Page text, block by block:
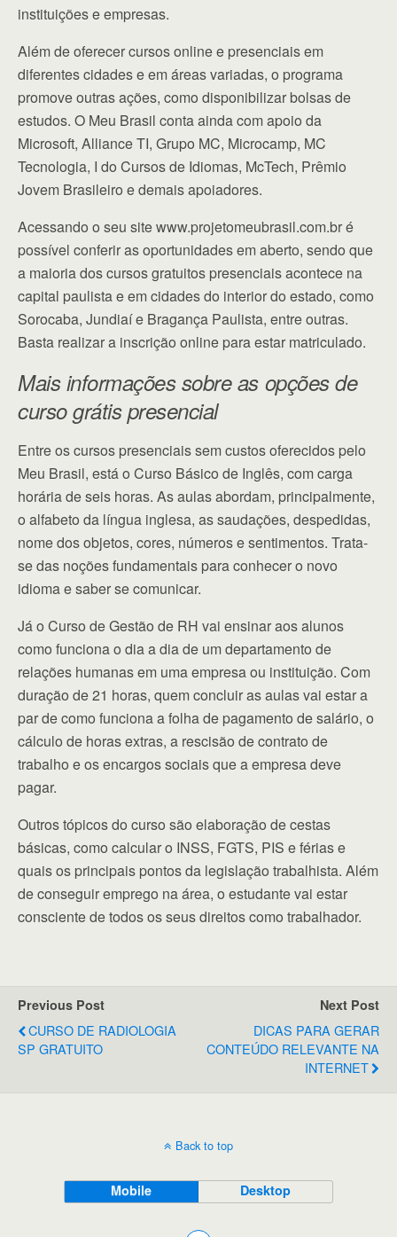
instituições e empresas.
Além de oferecer cursos online e presenciais em
diferentes cidades e em áreas variadas, o programa
promove outras ações, como disponibilizar bolsas de
estudos. O Meu Brasil conta ainda com apoio da
Microsoft, Alliance TI, Grupo MC, Microcamp, MC
Tecnologia, I do Cursos de Idiomas, McTech, Prêmio
Jovem Brasileiro e demais apoiadores.
Acessando o seu site www.projetomeubrasil.com.br é
possível conferir as oportunidades em aberto, sendo que
a maioria dos cursos gratuitos presenciais acontece na
capital paulista e em cidades do interior do estado, como
Sorocaba, Jundiaí e Bragança Paulista, entre outras.
Basta realizar a inscrição online para estar matriculado.
Mais informações sobre as opções de
curso grátis presencial
Entre os cursos presenciais sem custos oferecidos pelo
Meu Brasil, está o Curso Básico de Inglês, com carga
horária de seis horas. As aulas abordam, principalmente,
o alfabeto da língua inglesa, as saudações, despedidas,
nome dos objetos, cores, números e sentimentos. Trata-
se das noções fundamentais para conhecer o novo
idioma e saber se comunicar.
Já o Curso de Gestão de RH vai ensinar aos alunos
como funciona o dia a dia de um departamento de
relações humanas em uma empresa ou instituição. Com
duração de 21 horas, quem concluir as aulas vai estar a
par de como funciona a folha de pagamento de salário, o
cálculo de horas extras, a rescisão de contrato de
trabalho e os encargos sociais que a empresa deve
pagar.
Outros tópicos do curso são elaboração de cestas
básicas, como calcular o INSS, FGTS, PIS e férias e
quais os principais pontos da legislação trabalhista. Além
de conseguir emprego na área, o estudante vai estar
consciente de todos os seus direitos como trabalhador.
Previous Post
CURSO DE RADIOLOGIA
SP GRATUITO
Next Post
DICAS PARA GERAR
CONTEÚDO RELEVANTE NA
INTERNET
Back to top
Mobile Desktop